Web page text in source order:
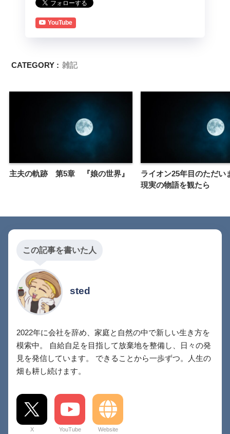
YouTube
CATEGORY : 雑記
主夫の軌跡 第5章 『娘の世界』
ライオン25年目のただい
現実の物語を観たら
この記事を書いた人
sted
2022年に会社を辞め、家庭と自然の中で新しい生き方を
模索中。 自給自足を目指して放棄地を整備し、日々の発
見を発信しています。 できることから一歩ずつ。人生の
畑も耕し続けます。
X YouTube Website